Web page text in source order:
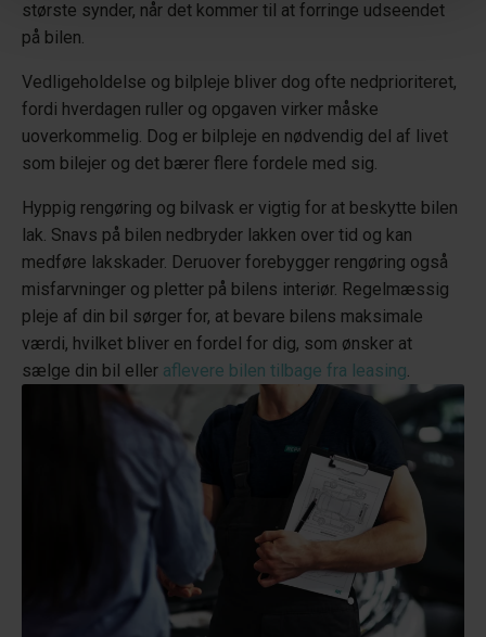
største synder, når det kommer til at forringe udseendet
på bilen.
Vedligeholdelse og bilpleje bliver dog ofte nedprioriteret,
fordi hverdagen ruller og opgaven virker måske
uoverkommelig. Dog er bilpleje en nødvendig del af livet
som bilejer og det bærer flere fordele med sig.
Hyppig rengøring og bilvask er vigtig for at beskytte bilen
lak. Snavs på bilen nedbryder lakken over tid og kan
medføre lakskader. Deruover forebygger rengøring også
misfarvninger og pletter på bilens interiør. Regelmæssig
pleje af din bil sørger for, at bevare bilens maksimale
værdi, hvilket bliver en fordel for dig, som ønsker at
sælge din bil eller aflevere bilen tilbage fra leasing.